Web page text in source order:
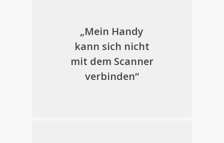
„Mein Handy
kann sich nicht
mit dem Scanner
verbinden“